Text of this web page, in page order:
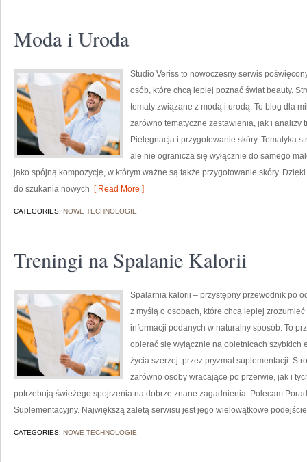
Moda i Uroda
Studio Veriss to nowoczesny serwis
osób, które chcą lepiej poznać świat beauty.
tematy związane z modą i urodą. To blog dla
zarówno tematyczne zestawienia, jak i analizy
Pielęgnacja i przygotowanie skóry. Tematyka
ale nie ogranicza się wyłącznie do samego
jako spójną kompozycję, w którym ważne są także przygotowanie skóry.
do szukania nowych [ Read More ]
CATEGORIES: NOWE TECHNOLOGIE
Treningi na Spalanie Kalorii
Spalarnia kalorii – przystępny przewodnik po
z myślą o osobach, które chcą lepiej
informacji podanych w naturalny sposób. To
opierać się wyłącznie na obietnicach szybkich
życia szerzej: przez pryzmat suplementacji.
zarówno osoby wracające po przerwie, jak i
potrzebują świeżego spojrzenia na dobrze znane zagadnienia. Polecam
Suplementacyjny. Największą zaletą serwisu jest jego wielowątkowe
CATEGORIES: NOWE TECHNOLOGIE